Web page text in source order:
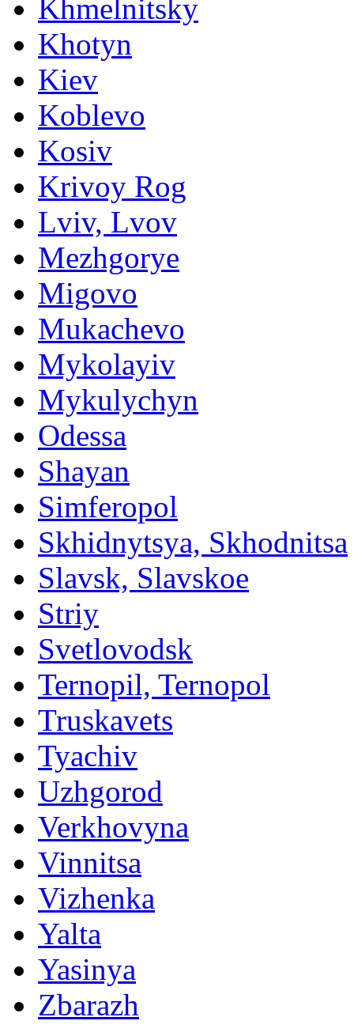
Khmelnitsky
Khotyn
Kiev
Koblevo
Kosiv
Krivoy Rog
Lviv, Lvov
Mezhgorye
Migovo
Mukachevo
Mykolayiv
Mykulychyn
Odessa
Shayan
Simferopol
Skhidnytsya, Skhodnitsa
Slavsk, Slavskoe
Striy
Svetlovodsk
Ternopil, Ternopol
Truskavets
Tyachiv
Uzhgorod
Verkhovyna
Vinnitsa
Vizhenka
Yalta
Yasinya
Zbarazh